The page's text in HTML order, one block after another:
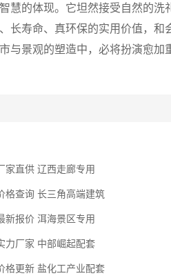
的体现。它坦然接受自然的洗
长寿命、真环保的实用价值，
景观的塑造中，必将扮演愈加
家直供 辽西走廊专用
格查询 长三角高端建筑
新报价 洱海景区专用
力厂家 中部崛起配套
格更新 盐化工产业配套